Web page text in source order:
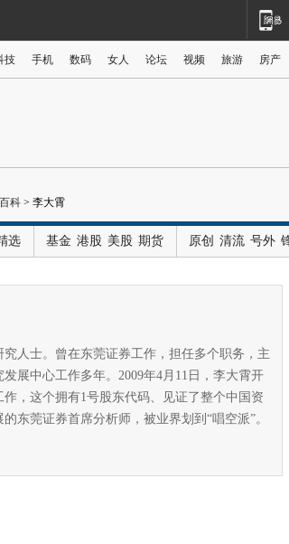
技 手机 数码 女人 论坛 视频 旅游 房产
科 > 李大霄
选 基金 港股 美股 期货 原创 清流 号外
究人士。曾在东莞证券工作，担任多个职务，主
展中心工作多年。2009年4月11日，李大霄开
作，这个拥有1号股东代码、见证了整个中国资
东莞证券首席分析师，被业界划到“唱空派”。